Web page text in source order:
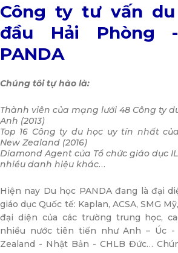
Công ty tư vấn
đầu Hải Phòng
PANDA
Chúng tôi tự hào là:
Thành viên của mạng lưới 48 Công ty
Anh (2013)
Top 16 Công ty du học uy tín nhất
New Zealand (2016)
Diamond Agent của Tổ chức giáo dục
nhiều danh hiệu khác…
Hiện nay Du học PANDA đang là đại
giáo dục Quốc tế: Kaplan, ACSA, SMG
đại diện của các trường trung học,
nhiều nước tiên tiến như Anh – Úc -
Zealand - Nhật Bản - CHLB Đức…